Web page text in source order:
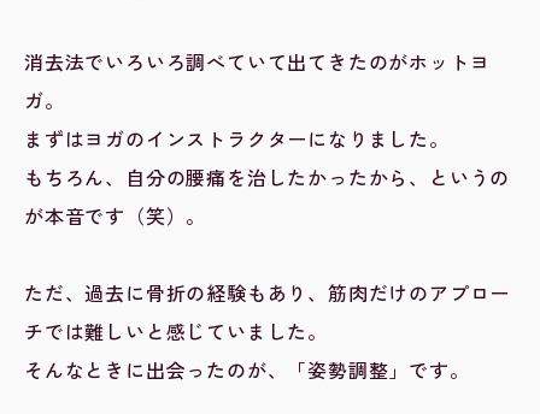
消去法でいろいろ調べていて出てきたのがホットヨ
ガ。
まずはヨガのインストラクターになりました。
もちろん、自分の腰痛を治したかったから、というの
が本音です（笑）。
ただ、過去に骨折の経験もあり、筋肉だけのアプロー
チでは難しいと感じていました。
そんなときに出会ったのが、「姿勢調整」です。